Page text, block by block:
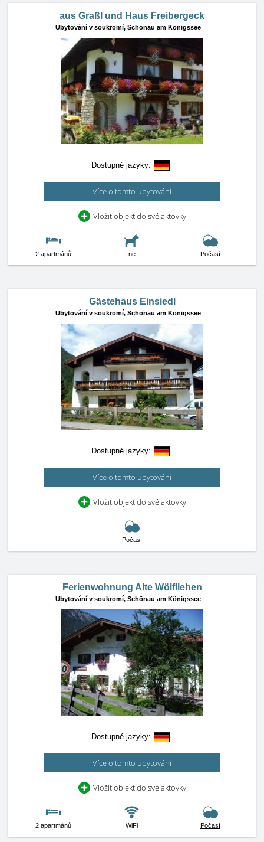
aus Graßl und Haus Freibergeck
Ubytování v soukromí, Schönau am Königssee
Dostupné jazyky:
Více o tomto ubytování
Vložit objekt do své aktovky
2 apartmánů ne Počasí
Gästehaus Einsiedl
Ubytování v soukromí, Schönau am Königssee
Dostupné jazyky:
Více o tomto ubytování
Vložit objekt do své aktovky
Počasí
Ferienwohnung Alte Wölfllehen
Ubytování v soukromí, Schönau am Königssee
Dostupné jazyky:
Více o tomto ubytování
Vložit objekt do své aktovky
2 apartmánů WiFi Počasí